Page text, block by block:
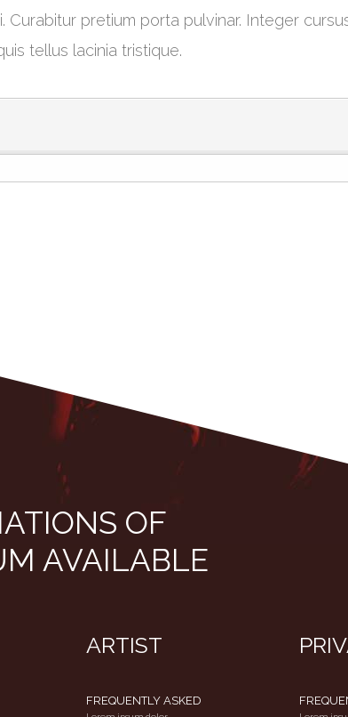
pretium porta pulvinar. Integer
tellus lacinia tristique.
OF
AVAILABLE
ARTIST
FREQUENTLY ASKED